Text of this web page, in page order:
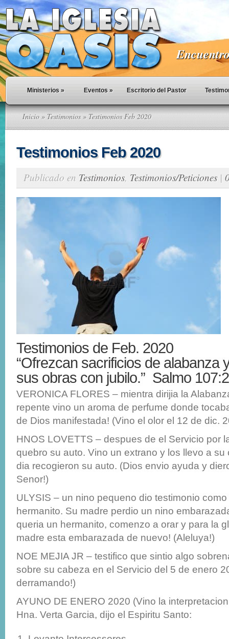
Ministerios » Eventos » Escritorio del Pastor
Inicio » Testimonios» Testimonios Feb 2020
Testimonios Feb 2020
Publicado en Testimonios, Testimonios/Peticiones |
Testimonios de Feb. 2020
“Ofrezcan sacrificios de alabanza
sus obras con jubilo.” Salmo
VERONICA FLORES – mientra dirijia la
repente vino un aroma de perfume donde
de Dios manifestada! (Vino el olor el 12 de dic.
HNOS LOVETTS – despues de el Servicio por
quebro su auto. Vino un extrano y los llevo a su
dia recogieron su auto. (Dios envio ayuda y
Senor!)
ULYSIS – un nino pequeno dio testimonio
hermanito. Su madre perdio un nino
queria un hermanito, comenzo a orar y para la
madre esta embarazada de nuevo! (Aleluya!)
NOE MEJIA JR – testifico que sintio algo
sobre su cabeza en el Servicio del 5 de enero
derramando!)
AYUNO DE ENERO 2020 (Vino la
Hna. Verta Garcia, dijo el Espiritu Santo: